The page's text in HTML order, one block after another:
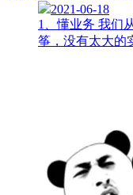
2021-06-18
1、懂业务 我们
筝，没有太大的